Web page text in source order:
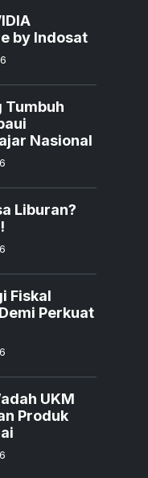
by Indosat
Tumbuh
Nasional
Liburan?
Fiskal
Perkuat
UKM
Produk